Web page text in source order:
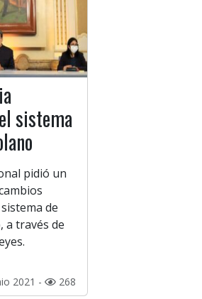
sistema
pidió un
de
a través de
2021 - 268